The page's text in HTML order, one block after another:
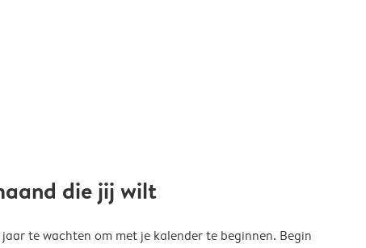
die jij wilt
te wachten om met je kalender te beginnen. Begin